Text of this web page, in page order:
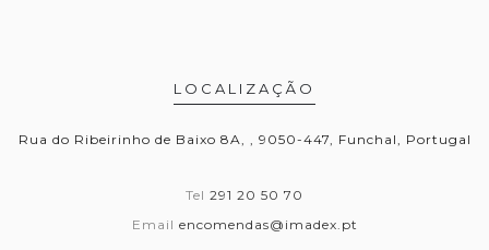
LOCALIZAÇÃO
Rua do Ribeirinho de Baixo 8A, , 9050-447, Funchal, Portugal
Tel 291 20 50 70
Email encomendas@imadex.pt